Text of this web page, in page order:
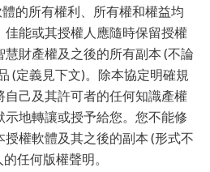
的所有權利、所有權和權益均
佳能或其授權人應隨時保留授權
財產權及之後的所有副本 (不論
(定義見下文)。除本協定明確規
自己及其許可者的任何知識產權
地轉讓或授予給您。您不能修
權軟體及其之後的副本 (形式不
任何版權聲明。